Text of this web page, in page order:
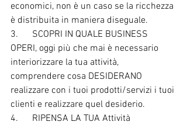
economici, non è un caso se la ricchezza
è distribuita in maniera diseguale.
3.      SCOPRI IN QUALE BUSINESS
OPERI, oggi più che mai è necessario
interiorizzare la tua attività,
comprendere cosa DESIDERANO
realizzare con i tuoi prodotti/servizi i tuoi
clienti e realizzare quel desiderio.
4.      RIPENSA LA TUA Attività